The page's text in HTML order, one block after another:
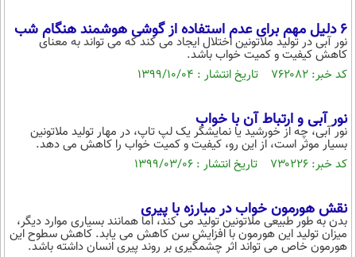
6 دلیل مهم برای عدم استفاده از گوشی هوشمند هنگام شب
نور آبی در تولید ملاتونین اختلال ایجاد می کند که می تواند به معنای
کاهش کیفیت و کمیت خواب باشد.
کد خبر: ۷۶۲۰۸۲ تاریخ انتشار : ۱۳۹۹/۱۰/۰۴
نور آبی و ارتباط آن با خواب
نور آبی، چه از خورشید یا نمایشگر یک لپ تاپ، در مهار تولید ملاتونین
بسیار موثر است، از این رو، کیفیت و کمیت خواب را کاهش می دهد.
کد خبر: ۷۳۰۲۲۶ تاریخ انتشار : ۱۳۹۹/۰۳/۰۶
نقش هورمون خواب در مبارزه با پیری
بدن به طور طبیعی ملاتونین تولید می کند، اما همانند بسیاری موارد دیگر،
میزان تولید این هورمون با افزایش سن کاهش می یابد. کاهش سطوح این
هورمون خاص می تواند اثر چشمگیری بر روند پیری انسان داشته باشد.